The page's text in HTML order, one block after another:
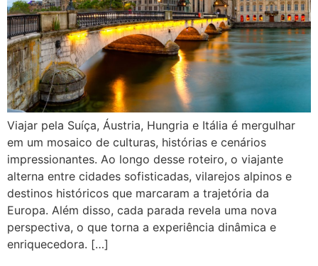
Viajar pela Suíça, Áustria, Hungria e Itália é mergulhar
em um mosaico de culturas, histórias e cenários
impressionantes. Ao longo desse roteiro, o viajante
alterna entre cidades sofisticadas, vilarejos alpinos e
destinos históricos que marcaram a trajetória da
Europa. Além disso, cada parada revela uma nova
perspectiva, o que torna a experiência dinâmica e
enriquecedora. […]